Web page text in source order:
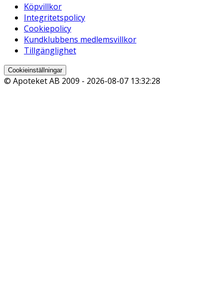
Köpvillkor
Integritetspolicy
Cookiepolicy
Kundklubbens medlemsvillkor
Tillgänglighet
Cookieinställningar
© Apoteket AB 2009 - 2026-08-07 13:32:28